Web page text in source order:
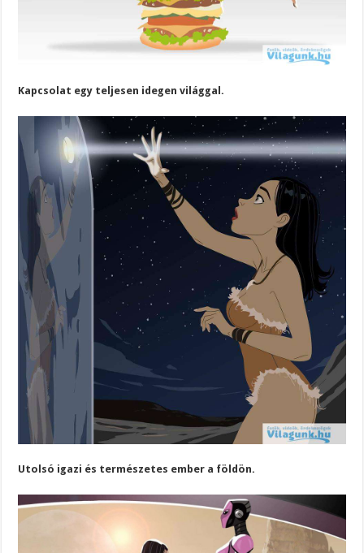
Kapcsolat egy teljesen idegen világgal.
Utolsó igazi és természetes ember a földön.